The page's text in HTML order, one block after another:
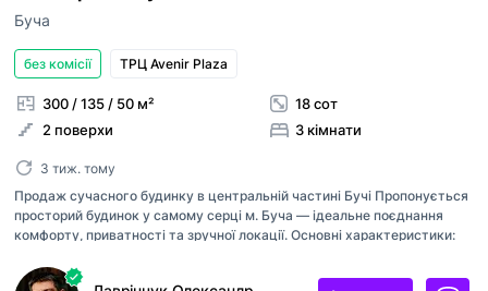
Буча
без комісії ТРЦ Avenir Plaza
300 / 135 / 50 м²
2 поверхи
18 сот
3 кімнати
3 тиж. тому
Продаж сучасного будинку в центральній частині Бучі Пропонується
просторий будинок у самому серці м. Буча — ідеальне поєднання
комфорту, приватності та зручної локації. Основні характеристики:
Планування: 3 окремі кімнати + кухня-студія 50 м² Простора тераса
Поскаржитись
причина
повідомлення
Публікація оголошень доступна для
користувачів в ролі “Рієлтор” чи “Власник“.
ви хочете опублікувати, будь ласка,